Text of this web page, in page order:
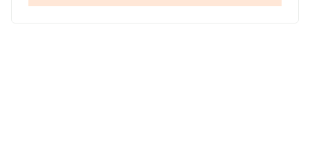
En relación con el sector y disponiendo de los datos de